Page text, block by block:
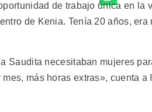
de trabajo única en la
de Kenia. Tenía 20 años, era
Saudita necesitaban mujeres
más horas extras», cuenta a